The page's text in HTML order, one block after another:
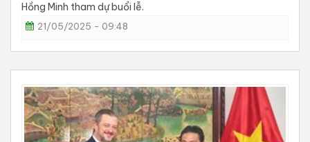
Hồng Minh tham dự buổi lễ.
21/05/2025 - 09:48